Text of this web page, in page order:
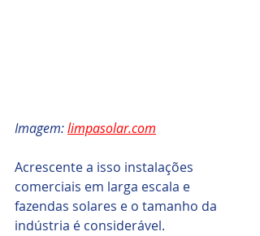
Imagem: limpasolar.com
Acrescente a isso instalações
comerciais em larga escala e
fazendas solares e o tamanho da
indústria é considerável.